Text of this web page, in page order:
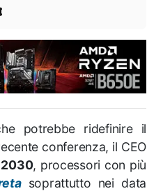
potrebbe ridefinire il
conferenza, il CEO
, processori con più
soprattutto nei data